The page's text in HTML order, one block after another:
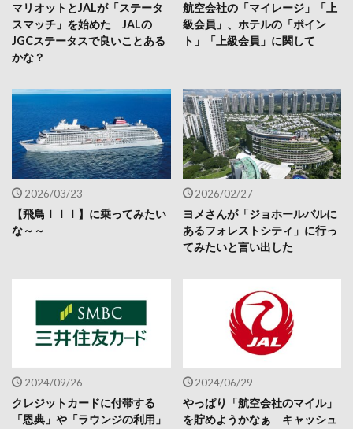
マリオットとJALが「ステータ
スマッチ」を始めた JALの
JGCステータスで良いことある
かな？
航空会社の「マイレージ」「上
級会員」、ホテルの「ポイン
ト」「上級会員」に関して
2026/03/23
【飛鳥ＩＩＩ】に乗ってみたい
な～～
2026/02/27
ヨメさんが「ジョホールバルに
あるフォレストシティ」に行っ
てみたいと言い出した
2024/09/26
クレジットカードに付帯する
「恩典」や「ラウンジの利用」
2024/06/29
やっぱり「航空会社のマイル」
を貯めようかなぁ キャッシュ